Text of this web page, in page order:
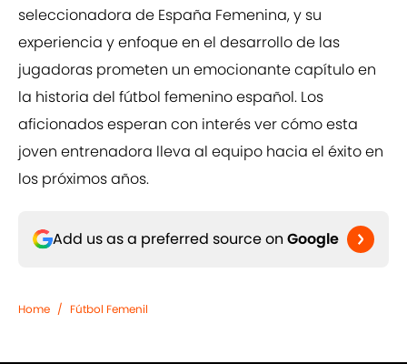
seleccionadora de España Femenina, y su
experiencia y enfoque en el desarrollo de las
jugadoras prometen un emocionante capítulo en
la historia del fútbol femenino español. Los
aficionados esperan con interés ver cómo esta
joven entrenadora lleva al equipo hacia el éxito en
los próximos años.
Add us as a preferred source on Google
Home / Fútbol Femenil